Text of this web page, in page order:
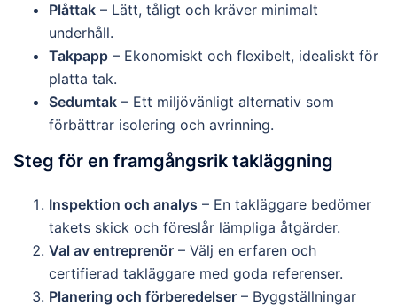
Plåttak – Lätt, tåligt och kräver minimalt
underhåll.
Takpapp – Ekonomiskt och flexibelt, idealiskt för
platta tak.
Sedumtak – Ett miljövänligt alternativ som
förbättrar isolering och avrinning.
Steg för en framgångsrik takläggning
Inspektion och analys – En takläggare bedömer
takets skick och föreslår lämpliga åtgärder.
Val av entreprenör – Välj en erfaren och
certifierad takläggare med goda referenser.
Planering och förberedelser – Byggställningar